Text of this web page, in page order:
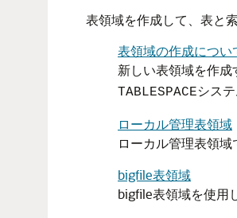
表領域を作成して、表と
表領域の作成につい
新しい表領域を作成
TABLESPACEシス
ローカル管理表領域
ローカル管理表領
bigfile表領域
bigfile表領域を使用